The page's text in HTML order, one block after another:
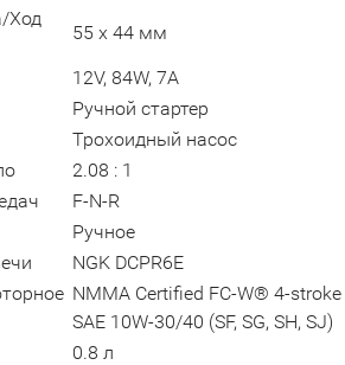
Ход
55 x 44 мм
12V, 84W, 7A
Ручной стартер
Трохоидный насос
2.08 : 1
F-N-R
Ручное
NGK DCPR6E
NMMA Certified FC-W® 4-
SAE 10W-30/40 (SF, SG, SH, SJ)
0.8 л